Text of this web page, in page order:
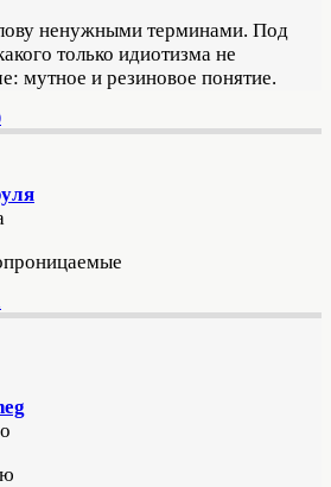
ненужными терминами. Под
только идиотизма не
мутное и резиновое понятие.